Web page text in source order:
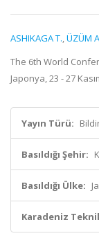
ASHIKAGA T.,ÜZÜM
The 6th World
Japonya, 23 - 27
Yayın Türü:
Basıldığı Şehir:
Basıldığı Ülke:
Karadeniz